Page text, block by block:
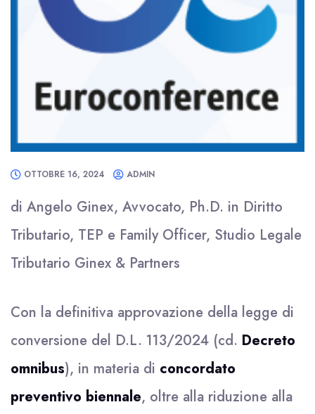
OTTOBRE 16, 2024 ADMIN
di Angelo Ginex, Avvocato, Ph.D. in Diritto
Tributario, TEP e Family Officer, Studio Legale
Tributario Ginex & Partners
Con la definitiva approvazione della legge di
conversione del D.L. 113/2024 (cd. Decreto
omnibus), in materia di concordato
preventivo biennale, oltre alla riduzione alla